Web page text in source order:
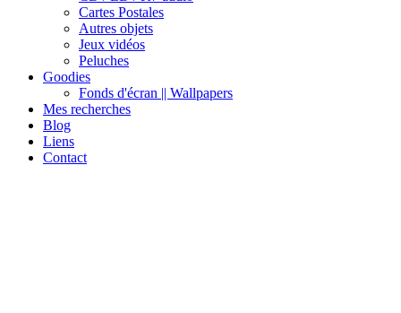
Cartes Postales
Autres objets
Jeux vidéos
Peluches
Goodies
Fonds d'écran || Wallpapers
Mes recherches
Blog
Liens
Contact